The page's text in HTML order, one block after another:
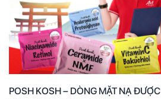
POSH KOSH – DÒNG MẶT NẠ ĐƯỢC